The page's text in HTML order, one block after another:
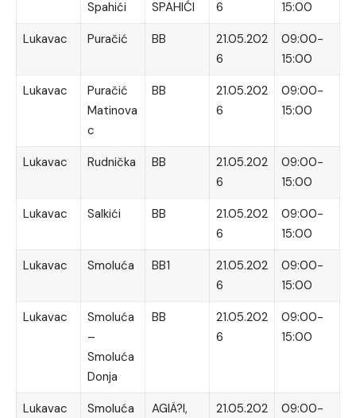
Spahići
SPAHIĆI
6
15:00
Lukavac
Puračić BB
21.05.202
6
09:00-
15:00
Lukavac
Puračić
Matinova
c
BB
21.05.202
6
09:00-
15:00
Lukavac Rudnička BB
21.05.202
6
09:00-
15:00
Lukavac
Salkići BB
21.05.202
6
09:00-
15:00
Lukavac
Smoluća BB1
21.05.202
6
09:00-
15:00
Lukavac
Smoluća
–
Smoluća
Donja
BB
21.05.202
6
09:00-
15:00
Lukavac
Smoluća
AGIÄ?I,
21.05.202
09:00-